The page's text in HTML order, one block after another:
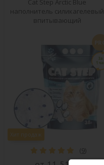
наполнитель силикагелевый
впитывающий
Хит продаж
(9)